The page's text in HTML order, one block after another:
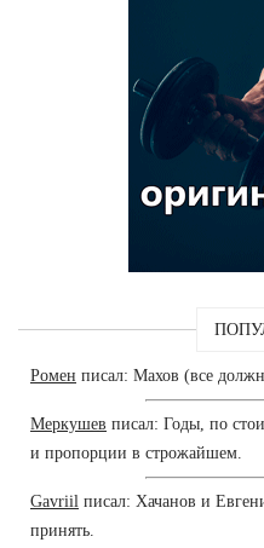
Ромен писал: Махов (все
Меркушев писал: Годы, по
и пропорции в строжайшем.
Gavriil писал: Хачанов и
принять.